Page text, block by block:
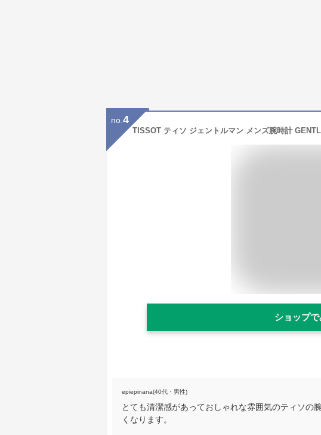
no. 4
ショップで
epiepinana(40代・男性)
とても清潔感があっておしゃれな雰囲気のティソの
くなります。